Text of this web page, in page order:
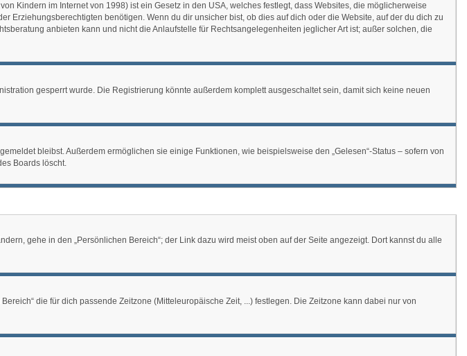
Kindern im Internet von 1998) ist ein Gesetz in den USA, welches festlegt, dass Websites, die möglicherweise
benötigen. Wenn du dir unsicher bist, ob dies auf dich oder die Website, auf der du dich zu
anbieten kann und nicht die Anlaufstelle für Rechtsangelegenheiten jeglicher Art ist; außer solchen, die
gesperrt wurde. Die Registrierung könnte außerdem komplett ausgeschaltet sein, damit sich keine neuen
bleibst. Außerdem ermöglichen sie einige Funktionen, wie beispielsweise den „Gelesen“-Status – sofern von
Boards löscht.
gehe in den „Persönlichen Bereich“; der Link dazu wird meist oben auf der Seite angezeigt. Dort kannst du alle
die für dich passende Zeitzone (Mitteleuropäische Zeit, ...) festlegen. Die Zeitzone kann dabei nur von